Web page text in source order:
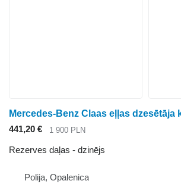
441,20 € 1 900 PLN
Rezerves daļas - dzinējs
Polija, Opalenica